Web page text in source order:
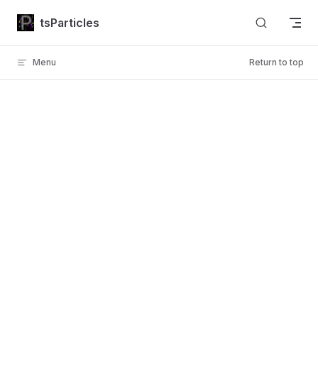
Skip to content
tsParticles
Menu Return to top